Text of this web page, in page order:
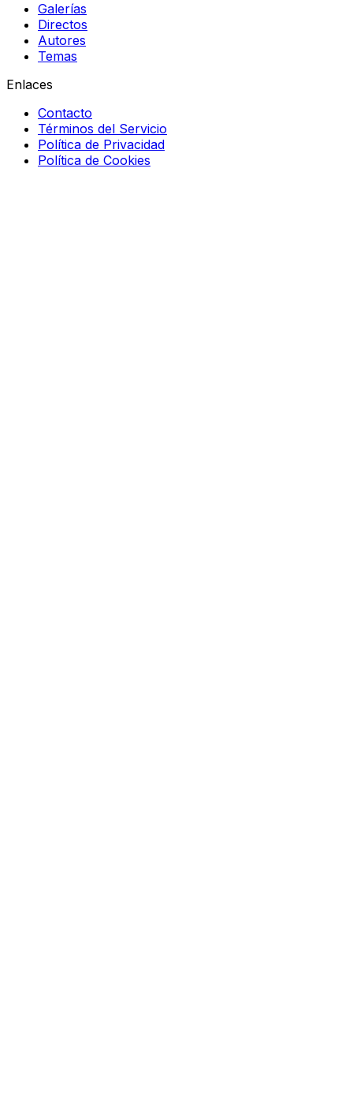
Galerías
Directos
Autores
Temas
Enlaces
Contacto
Términos del Servicio
Política de Privacidad
Política de Cookies